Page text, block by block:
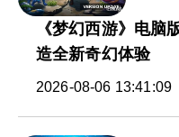
《梦幻西游》电脑
造全新奇幻体验
2026-08-06 13:41:09